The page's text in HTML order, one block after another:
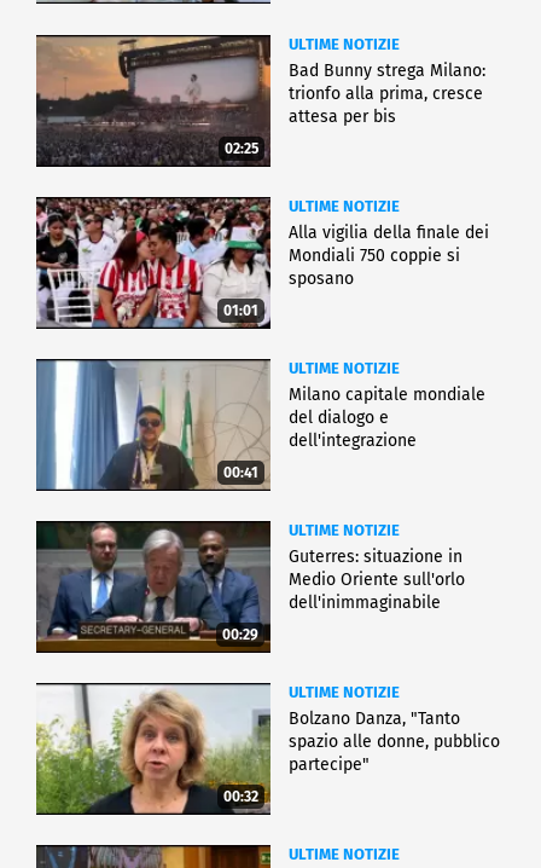
02:25
ULTIME NOTIZIE
Bad Bunny strega Milano:
trionfo alla prima, cresce
attesa per bis
01:01
ULTIME NOTIZIE
Alla vigilia della finale dei
Mondiali 750 coppie si
sposano
00:41
ULTIME NOTIZIE
Milano capitale mondiale
del dialogo e
dell'integrazione
00:29
ULTIME NOTIZIE
Guterres: situazione in
Medio Oriente sull'orlo
dell'inimmaginabile
00:32
ULTIME NOTIZIE
Bolzano Danza, "Tanto
spazio alle donne, pubblico
partecipe"
ULTIME NOTIZIE